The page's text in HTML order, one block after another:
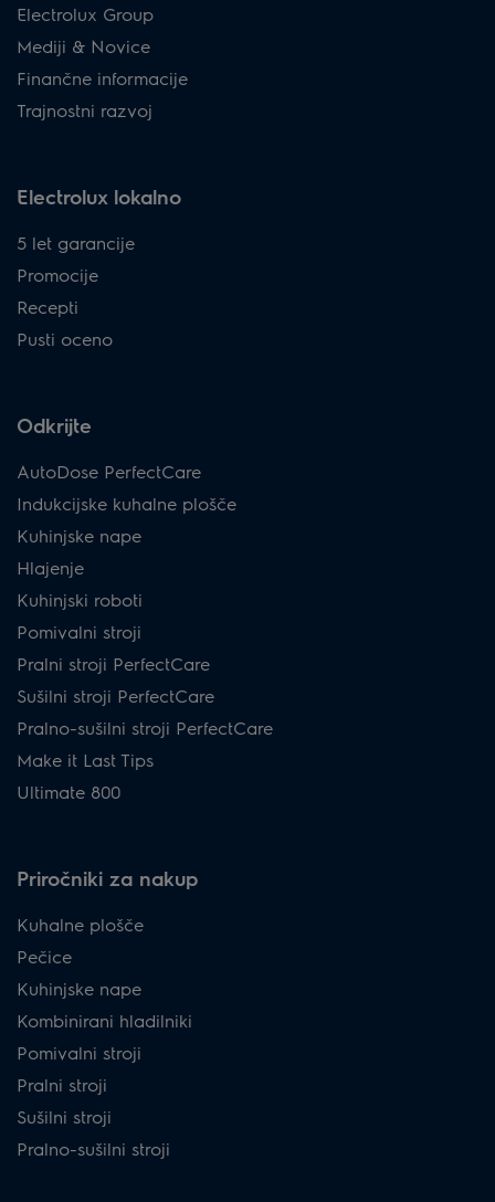
Electrolux Group
Mediji & Novice
Finančne informacije
Trajnostni razvoj
Electrolux lokalno
5 let garancije
Promocije
Recepti
Pusti oceno
Odkrijte
AutoDose PerfectCare
Indukcijske kuhalne plošče
Kuhinjske nape
Hlajenje
Kuhinjski roboti
Pomivalni stroji
Pralni stroji PerfectCare
Sušilni stroji PerfectCare
Pralno-sušilni stroji PerfectCare
Make it Last Tips
Ultimate 800
Priročniki za nakup
Kuhalne plošče
Pečice
Kuhinjske nape
Kombinirani hladilniki
Pomivalni stroji
Pralni stroji
Sušilni stroji
Pralno-sušilni stroji